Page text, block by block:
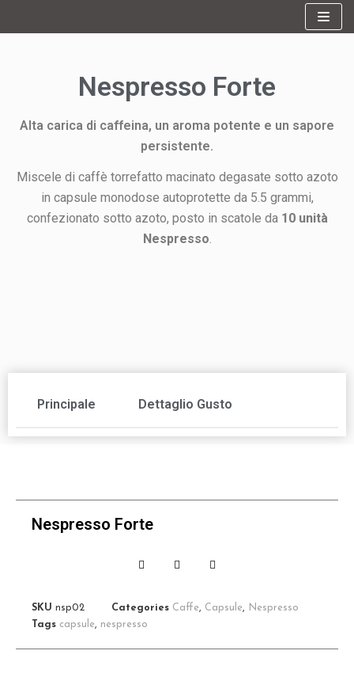
Nespresso Forte
Alta carica di caffeina, un aroma potente e un sapore
persistente.
Miscele di caffè torrefatto macinato degasate sotto azoto
in capsule monodose autoprotette da 5.5 grammi,
confezionato sotto azoto, posto in scatole da 10 unità
Nespresso
Principale Dettaglio Gusto
Nespresso Forte
SKU nsp02 Categories Caffe, Capsule,
Nespresso
Tags capsule, nespresso